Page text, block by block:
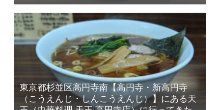
東京都杉並区高円寺南【高円寺・新高円寺
（こうえんじ・しんこうえんじ）】にある天